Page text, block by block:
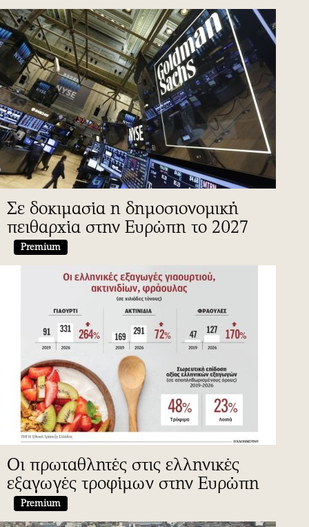
Σε δοκιμασία η δημοσιονομική
πειθαρχία στην Ευρώπη το 2027
Premium
Οι πρωταθλητές στις ελληνικές
εξαγωγές τροφίμων στην Ευρώπη
Premium